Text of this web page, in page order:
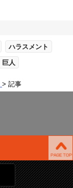
ハラスメント
巨人
記事